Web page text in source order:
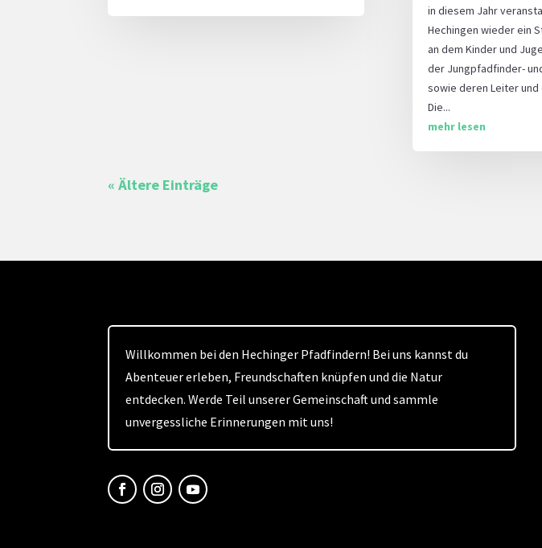
in diesem Jahr
Hechingen wieder ein
an dem Kinder und
der Jungpfadfinder-
sowie deren Leiter und
Die...
mehr lesen
« Ältere Einträge
Willkommen bei den Hechinger Pfadfindern! Bei uns kannst du
Abenteuer erleben, Freundschaften knüpfen und die Natur
entdecken. Werde Teil unserer Gemeinschaft und sammle
unvergessliche Erinnerungen mit uns!